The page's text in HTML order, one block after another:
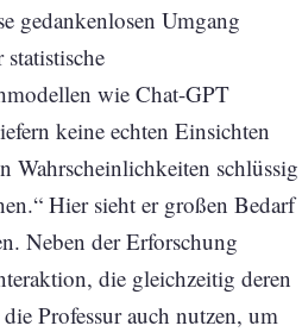
gedankenlosen Umgang
wie Chat-GPT
keine echten Einsichten
Wahrscheinlichkeiten schlüssig
Hier sieht er großen Bedarf
Neben der Erforschung
die gleichzeitig deren
Professur auch nutzen, um